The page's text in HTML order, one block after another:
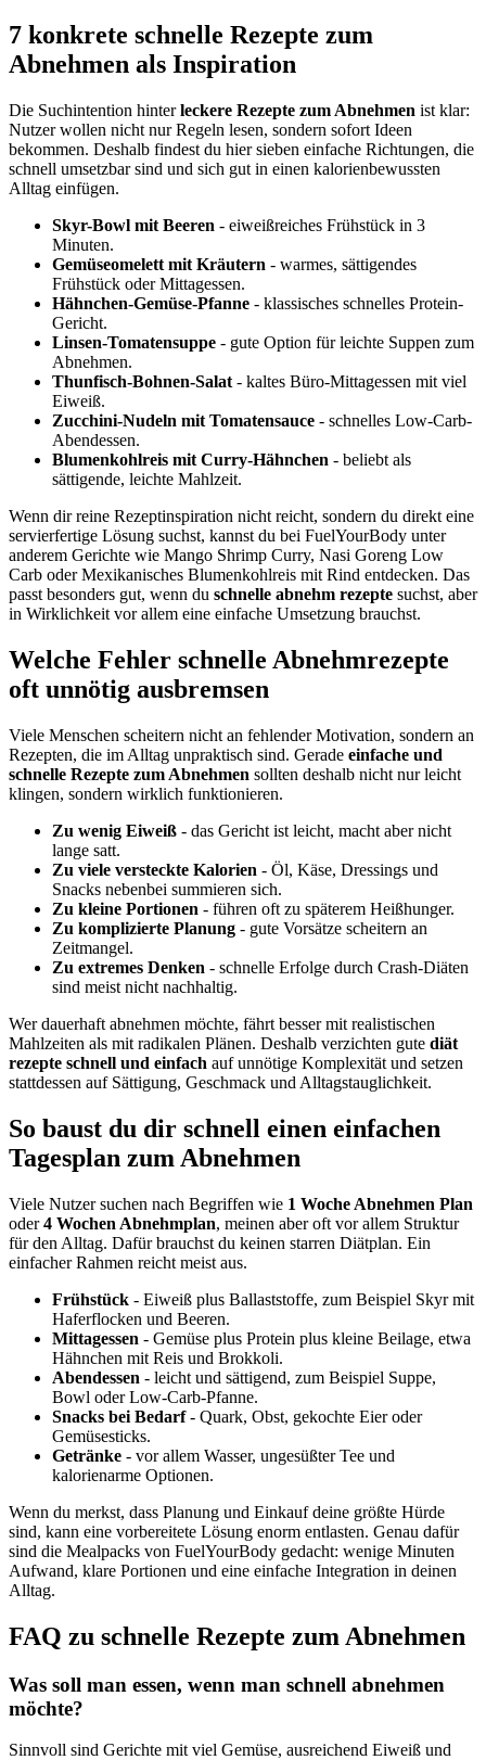
7 konkrete schnelle Rezepte zum
Abnehmen als Inspiration
Die Suchintention hinterleckere Rezepte zum Abnehmen ist klar:
Nutzer wollen nicht nur Regeln lesen, sondern sofort Ideen
bekommen. Deshalb findest du hier sieben einfache Richtungen, die
schnell umsetzbar sind und sich gut in einen kalorienbewussten
Alltag einfügen.
Skyr-Bowl mit Beeren - eiweißreiches Frühstück in 3
Minuten.
Gemüseomelett mit Kräutern - warmes, sättigendes
Frühstück oder Mittagessen.
Hähnchen-Gemüse-Pfanne - klassisches schnelles Protein-
Gericht.
Linsen-Tomatensuppe - gute Option für leichte Suppen zum
Abnehmen.
Thunfisch-Bohnen-Salat - kaltes Büro-Mittagessen mit viel
Eiweiß.
Zucchini-Nudeln mit Tomatensauce - schnelles Low-Carb-
Abendessen.
Blumenkohlreis mit Curry-Hähnchen - beliebt als
sättigende, leichte Mahlzeit.
Wenn dir reine Rezeptinspiration nicht reicht, sondern du direkt eine
servierfertige Lösung suchst, kannst du bei FuelYourBody unter
anderem Gerichte wie Mango Shrimp Curry, Nasi Goreng Low
Carb oder Mexikanisches Blumenkohlreis mit Rind entdecken. Das
passt besonders gut, wenn du schnelle abnehm rezepte suchst, aber
in Wirklichkeit vor allem eine einfache Umsetzung brauchst.
Welche Fehler schnelle Abnehmrezepte
oft unnötig ausbremsen
Viele Menschen scheitern nicht an fehlender Motivation, sondern an
Rezepten, die im Alltag unpraktisch sind. Gerade einfache und
schnelle Rezepte zum Abnehmen sollten deshalb nicht nur leicht
klingen, sondern wirklich funktionieren.
Zu wenig Eiweiß - das Gericht ist leicht, macht aber nicht
lange satt.
Zu viele versteckte Kalorien - Öl, Käse, Dressings und
Snacks nebenbei summieren sich.
Zu kleine Portionen - führen oft zu späterem Heißhunger.
Zu komplizierte Planung - gute Vorsätze scheitern an
Zeitmangel.
Zu extremes Denken - schnelle Erfolge durch Crash-Diäten
sind meist nicht nachhaltig.
Wer dauerhaft abnehmen möchte, fährt besser mit realistischen
Mahlzeiten als mit radikalen Plänen. Deshalb verzichten gute diät
rezepte schnell und einfach auf unnötige Komplexität und setzen
stattdessen auf Sättigung, Geschmack und Alltagstauglichkeit.
So baust du dir schnell einen einfachen
Tagesplan zum Abnehmen
Viele Nutzer suchen nach Begriffen wie 1 Woche Abnehmen Plan
oder4 Wochen Abnehmplan, meinen aber oft vor allem Struktur
für den Alltag. Dafür brauchst du keinen starren Diätplan. Ein
einfacher Rahmen reicht meist aus.
Frühstück - Eiweiß plus Ballaststoffe, zum Beispiel Skyr mit
Haferflocken und Beeren.
Mittagessen - Gemüse plus Protein plus kleine Beilage, etwa
Hähnchen mit Reis und Brokkoli.
Abendessen - leicht und sättigend, zum Beispiel Suppe,
Bowl oder Low-Carb-Pfanne.
Snacks bei Bedarf- Quark, Obst, gekochte Eier oder
Gemüsesticks.
Getränke - vor allem Wasser, ungesüßter Tee und
kalorienarme Optionen.
Wenn du merkst, dass Planung und Einkauf deine größte Hürde
sind, kann eine vorbereitete Lösung enorm entlasten. Genau dafür
sind die Mealpacks von FuelYourBody gedacht: wenige Minuten
Aufwand, klare Portionen und eine einfache Integration in deinen
Alltag.
FAQ zu schnelle Rezepte zum Abnehmen
Was soll man essen, wenn man schnell abnehmen
möchte?
Sinnvoll sind Gerichte mit viel Gemüse, ausreichend Eiweiß und